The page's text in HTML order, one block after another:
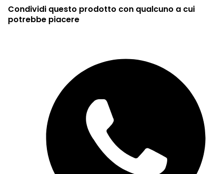
Condividi questo prodotto con qualcuno a cui
potrebbe piacere